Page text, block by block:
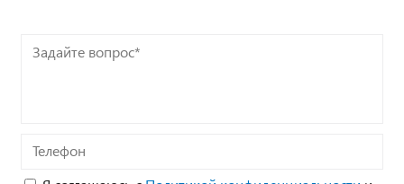
Задайте
вопрос*
Телефон